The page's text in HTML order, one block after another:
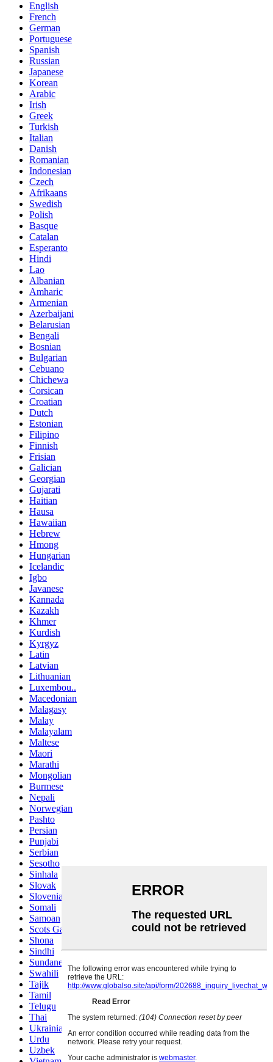
English
French
German
Portuguese
Spanish
Russian
Japanese
Korean
Arabic
Irish
Greek
Turkish
Italian
Danish
Romanian
Indonesian
Czech
Afrikaans
Swedish
Polish
Basque
Catalan
Esperanto
Hindi
Lao
Albanian
Amharic
Armenian
Azerbaijani
Belarusian
Bengali
Bosnian
Bulgarian
Cebuano
Chichewa
Corsican
Croatian
Dutch
Estonian
Filipino
Finnish
Frisian
Galician
Georgian
Gujarati
Haitian
Hausa
Hawaiian
Hebrew
Hmong
Hungarian
Icelandic
Igbo
Javanese
Kannada
Kazakh
Khmer
Kurdish
Kyrgyz
Latin
Latvian
Lithuanian
Luxembou..
Macedonian
Malagasy
Malay
Malayalam
Maltese
Maori
Marathi
Mongolian
Burmese
Nepali
Norwegian
Pashto
Persian
Punjabi
Serbian
Sesotho
Sinhala
Slovak
Slovenian
Somali
Samoan
Scots Gaelic
Shona
Sindhi
Sundanese
Swahili
Tajik
Tamil
Telugu
Thai
Ukrainian
Urdu
Uzbek